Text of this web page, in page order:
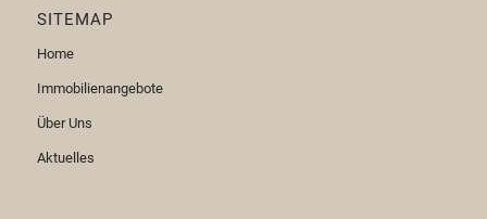
SITEMAP
Home
Immobilienangebote
Über Uns
Aktuelles